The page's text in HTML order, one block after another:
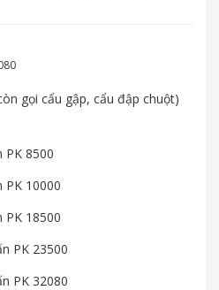
gọi cẩu gập, cẩu đập chuột)
PK 8500
PK 10000
PK 18500
PK 23500
PK 32080